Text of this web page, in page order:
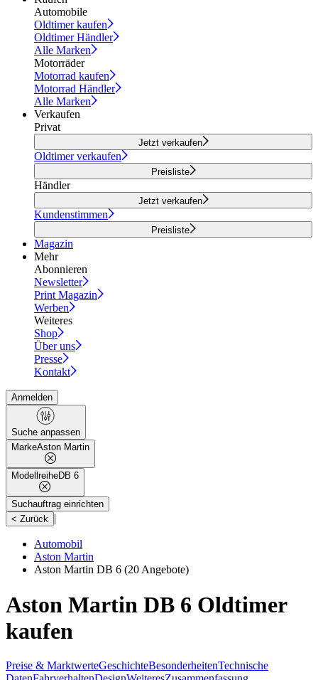
Automobile
Oldtimer kaufen
Oldtimer Händler
Alle Marken
Motorräder
Motorrad kaufen
Motorrad Händler
Alle Marken
Verkaufen
Privat
Jetzt verkaufen
Oldtimer verkaufen
Preisliste
Händler
Jetzt verkaufen
Kundenstimmen
Preisliste
Magazin
Mehr
Abonnieren
Newsletter
Print Magazin
Werben
Weiteres
Shop
Über uns
Presse
Kontakt
Anmelden
Suche anpassen
MarkeAston Martin
ModellreiheDB 6
Suchauftrag einrichten
< Zurück |
Automobil
Aston Martin
Aston Martin DB 6 (20 Angebote)
Aston Martin DB 6 Oldtimer
kaufen
Preise & MarktwerteGeschichteBesonderheitenTechnische